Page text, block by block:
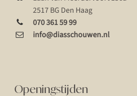
2517 BG Den Haag
070 361 59 99
info@diasschouwen.nl
Openingstijden